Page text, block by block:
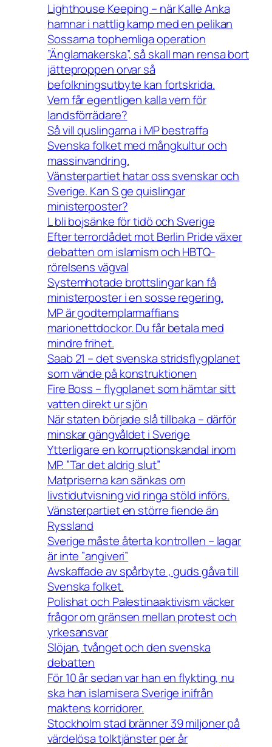
Lighthouse Keeping – när Kalle Anka
hamnar i nattlig kamp med en pelikan
Sossarna tophemliga operation
”Änglamakerska”, så skall man rensa bort
jätteproppen orvar så
befolkningsutbyte kan fortskrida.
Vem får egentligen kalla vem för
landsförrädare?
Så vill quslingarna i MP bestraffa
Svenska folket med mångkultur och
massinvandring.
Vänsterpartiet hatar oss svenskar och
Sverige. Kan S ge quislingar
ministerposter?
L bli bojsänke för tidö och Sverige
Efter terrordådet mot Berlin Pride växer
debatten om islamism och HBTQ-
rörelsens vägval
Systemhotade brottslingar kan få
ministerposter i en sosse regering.
MP är godtemplarmaffians
marionettdockor. Du får betala med
mindre frihet.
Saab 21 – det svenska stridsflygplanet
som vände på konstruktionen
Fire Boss – flygplanet som hämtar sitt
vatten direkt ur sjön
När staten började slå tillbaka – därför
minskar gängvåldet i Sverige
Ytterligare en korruptionskandal inom
MP. ”Tar det aldrig slut”
Matpriserna kan sänkas om
livstidutvisning vid ringa stöld införs.
Vänsterpartiet en större fiende än
Ryssland
Sverige måste återta kontrollen – lagar
är inte ”angiveri”
Avskaffade av spårbyte , guds gåva till
Svenska folket.
Polishat och Palestinaaktivism väcker
frågor om gränsen mellan protest och
yrkesansvar
Slöjan, tvånget och den svenska
debatten
För 10 år sedan var han en flykting, nu
ska han islamisera Sverige inifrån
maktens korridorer.
Stockholm stad bränner 39 miljoner på
värdelösa tolktjänster per år